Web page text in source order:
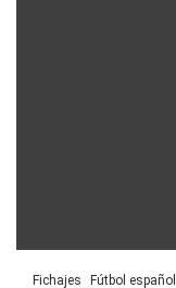
Fichajes Fútbol español